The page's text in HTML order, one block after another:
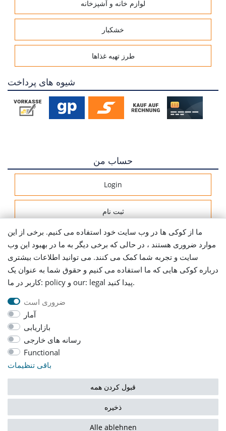
لوازم خانه و آشپزخانه
خشکبار
طرز تهیه غذاها
شیوه های پرداخت
حساب من
Login
ثبت نام
اطلاعات ارسال
Let's stay connected
حک کردن Daten­schutz­erklärung
Widerrufs­recht
© Copyright 2026 | تمامی حقوق محفوظ است
ما از کوکی ها در وب سایت خود استفاده می کنیم. برخی از این
موارد ضروری هستند ، در حالی که برخی دیگر به ما در بهبود این وب
سایت و تجربه شما کمک می کنند. می توانید اطلاعات بیشتری
درباره کوکی هایی که ما استفاده می کنیم و حقوق شما به عنوان یک
کاربر در ما: policy و our: legal پیدا کنید.
ضروری است
آمار
بازاریابی
رسانه های خارجی
Functional
باقی تنظیمات
قبول کردن همه
ذخیره
Alle ablehnen